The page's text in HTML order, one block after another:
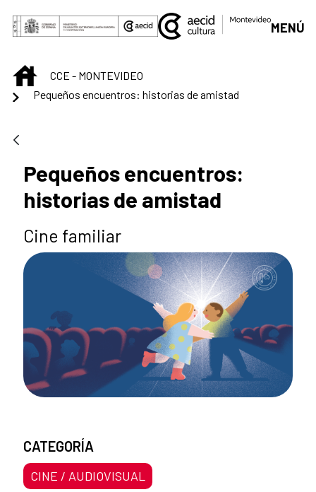
Saltar al contenido principal
MENÚ
INICIOCCE - MONTEVIDEO
Pequeños encuentros: historias de amistad
Pequeños encuentros:
historias de amistad
Cine familiar
CATEGORÍA
CINE / AUDIOVISUAL